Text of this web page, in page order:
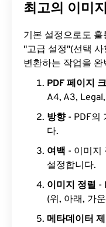
최고의 이미
기본 설정으로도
"고급 설정"(선택
변환하는 작업을
PDF 페이지 크
A4, A3,
방향- PDF의
다.
여백 - 이미지
설정합니다.
이미지 정렬 -
(위, 아래, 가
메타데이터 제